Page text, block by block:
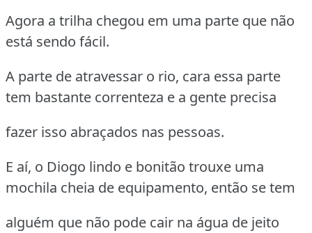
Agora a trilha chegou em uma parte que não
está sendo fácil.
A parte de atravessar o rio, cara essa parte
tem bastante correnteza e a gente precisa
fazer isso abraçados nas pessoas.
E aí, o Diogo lindo e bonitão trouxe uma
mochila cheia de equipamento, então se tem
alguém que não pode cair na água de jeito